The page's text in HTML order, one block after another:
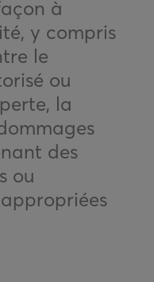
à
y compris
le
ou
la
des
ou